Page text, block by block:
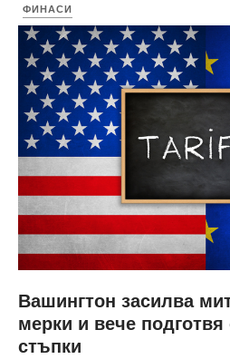
ФИНАСИ
Вашингтон засилва
мерки и вече
стъпки